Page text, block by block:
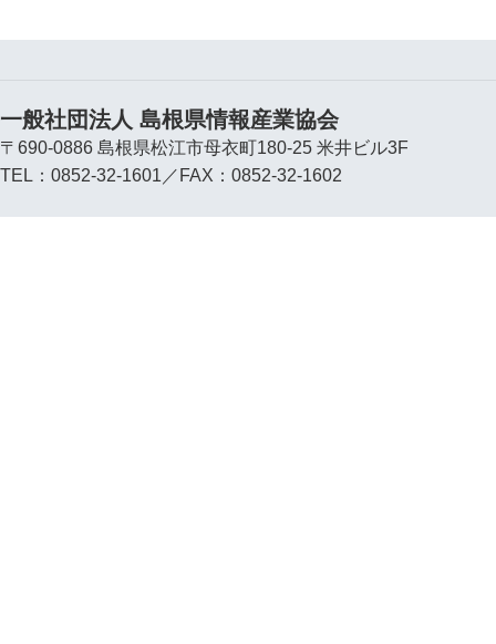
一般社団法人 島根県情報産業協会
〒690-0886 島根県松江市母衣町180-25 米井ビル3F
TEL：0852-32-1601／FAX：0852-32-1602